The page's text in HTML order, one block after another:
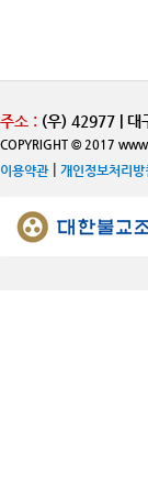
주소 : (우) 42977 | 대
COPYRIGHT © 2017
이용약관| 개인정보처리방